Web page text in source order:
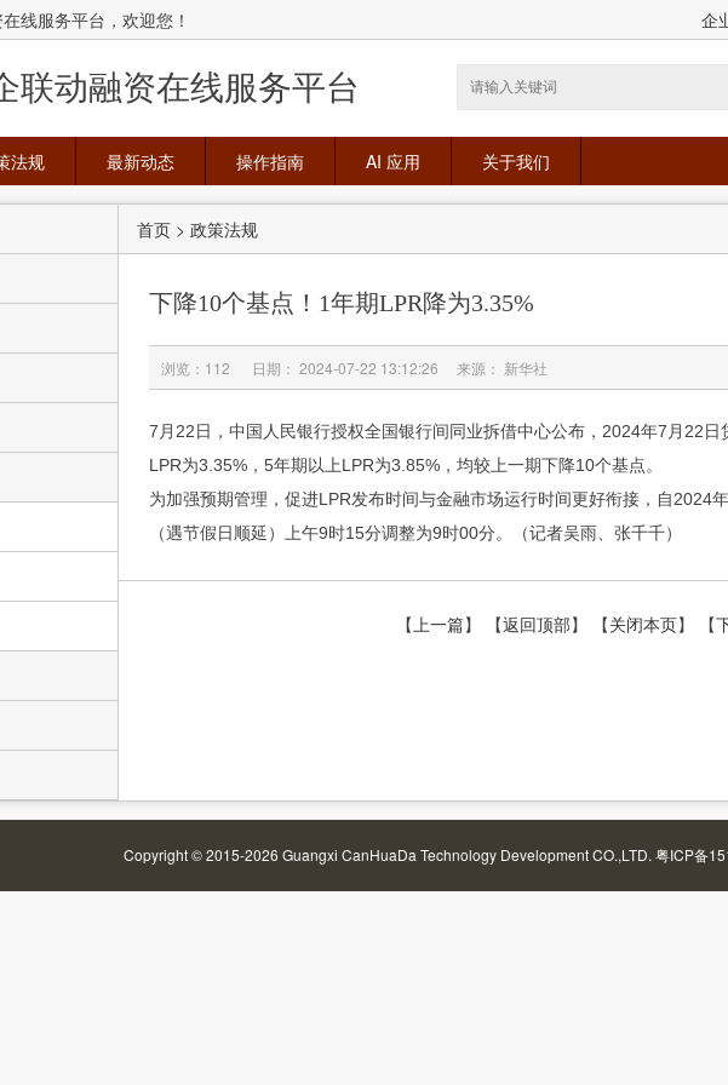
企
线服务平台，欢迎您！
联动融资在线服务平台
法规 最新动态 操作指南 AI 应用 关于我们
首页 > 政策法规
下降10个基点！1年期LPR降为3.35%
浏览： 112 日期： 2024-07-22 13:12:26 来源： 新华社
7月22日，中国人民银行授权全国银行间同业拆借中心公布，2024年7月22
LPR为3.35%，5年期以上LPR为3.85%，均较上一期下降10个基点。
为加强预期管理，促进LPR发布时间与金融市场运行时间更好衔接，自2024
（遇节假日顺延）上午9时15分调整为9时00分。（记者吴雨、张千千）
【上一篇】 【返回顶部】 【关闭本页】 【
Copyright © 2015-2026 Guangxi CanHuaDa Technology Development CO.,LTD. 粤ICP备